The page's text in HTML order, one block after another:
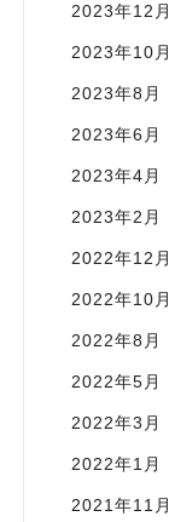
2023年12月
2023年10月
2023年8月
2023年6月
2023年4月
2023年2月
2022年12月
2022年10月
2022年8月
2022年5月
2022年3月
2022年1月
2021年11月